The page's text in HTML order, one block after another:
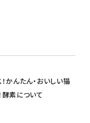
かんたん・おいしい猫
酵素について